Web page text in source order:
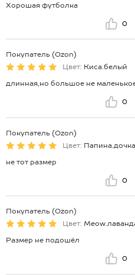
Хорошая футболка
0
Покупатель (Ozon)
Цвет: Киса.белый
длинная,но большое не
0
Покупатель (Ozon)
Цвет:
не тот размер
0
Покупатель (Ozon)
Цвет:
Размер не подошёл
0